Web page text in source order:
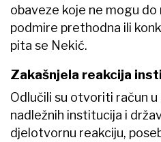
obaveze koje ne mogu
podmire prethodna ili
pita se Nekić.
Zakašnjela reakcija
Odlučili su otvoriti račun u
nadležnih institucija i
djelotvornu reakciju,